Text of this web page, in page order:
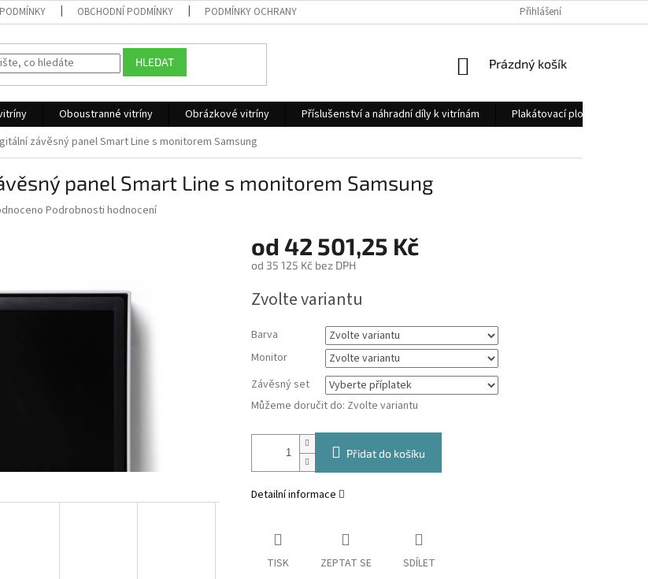
OBCHODNÍ PODMÍNKY PODMÍNKY OCHRANY OSOBNÍCH ÚDAJŮ Přihlášení
HLEDAT
NÁKUPNÍ
Prázdný košík
Oboustranné vitríny Obrázkové vitríny Příslušenství a náhradní díly k vitrínám Plakátovací plochy
závěsný panel Smart Line s monitorem Samsung
panel Smart Line s monitorem Samsung
Podrobnosti hodnocení
od 42 501,25 Kč
od 35 125 Kčbez DPH
cena:
Zvolte variantu
Barva
Monitor
Závěsný set
Můžeme doručit do: Zvolte variantu
Přidat do košíku
Detailní informace
TISK ZEPTAT SE SDÍLET